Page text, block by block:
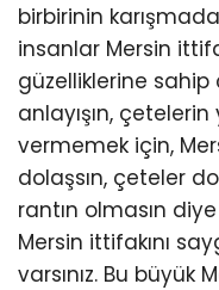
birbirinin
insanlar Mersin
güzelliklerine sahip
anlayışın,
vermemek için,
dolaşsın, çeteler
rantın olmasın
Mersin ittifakını
varsınız. Bu büyük